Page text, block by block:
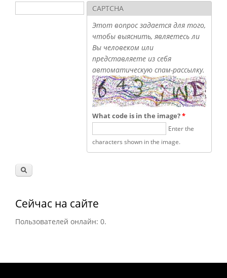
Форма поиска
Поиск
CAPTCHA
Этот вопрос задается для того,
чтобы выяснить, являетесь ли
Вы человеком или
представляете из себя
автоматическую спам-рассылку.
What code is in the image?*
Enter the
characters shown in the image.
Сейчас на сайте
Пользователей онлайн: 0.